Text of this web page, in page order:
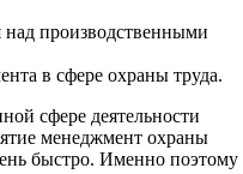
производственными
в сфере охраны труда.
сфере деятельности
менеджмент охраны
быстро. Именно поэтому